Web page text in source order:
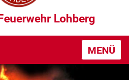
Lohberg
MENÜ